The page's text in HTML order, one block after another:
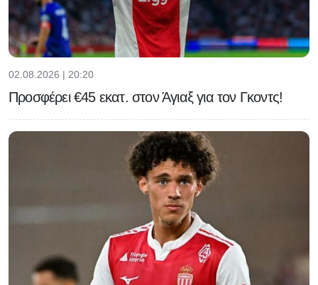
02.08.2026 | 20:20
Προσφέρει €45 εκατ. στον Άγιαξ για τον Γκοντς!